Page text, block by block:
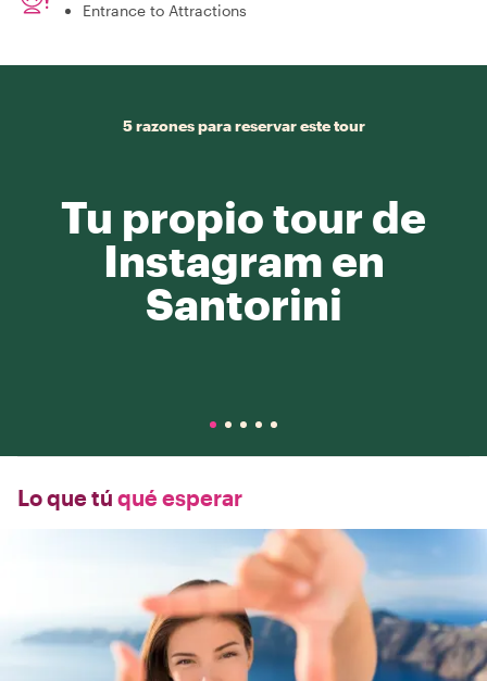
Entrance to Attractions
5 razones para reservar este tour
Tu propio tour de
Instagram en
Santorini
Lo que tú qué esperar